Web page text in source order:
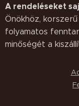
A rendeléseket
Önökhöz,
folyamatos
minőségét a